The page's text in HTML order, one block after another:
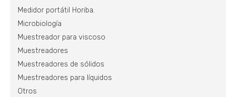
Medidor portátil Horiba.
Microbiología
Muestreador para viscoso
Muestreadores
Muestreadores de sólidos
Muestreadores para líquidos
Otros